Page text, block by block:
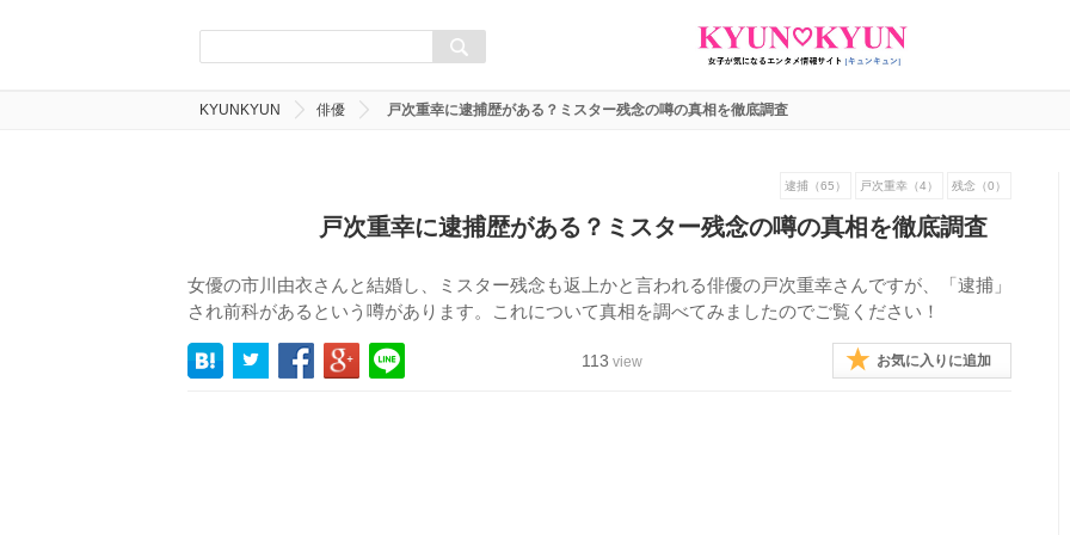
KYUNKYUN 俳優 戸次重幸に逮捕歴がある？ミスター残念の噂の真相を徹底調査
逮捕（65） 戸次重幸（4） 残念（0）
戸次重幸に逮捕歴がある？ミスター残念の噂の真相を徹底調査
女優の市川由衣さんと結婚し、ミスター残念も返上かと言われる俳優の戸次重幸さんですが、「逮捕」
され前科があるという噂があります。これについて真相を調べてみましたのでご覧ください！
113 view お気に入りに追加